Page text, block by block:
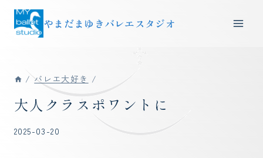
やまだまゆきバレエスタジオ
/ バレエ大好き /
大人クラスポワントに
2025-03-20